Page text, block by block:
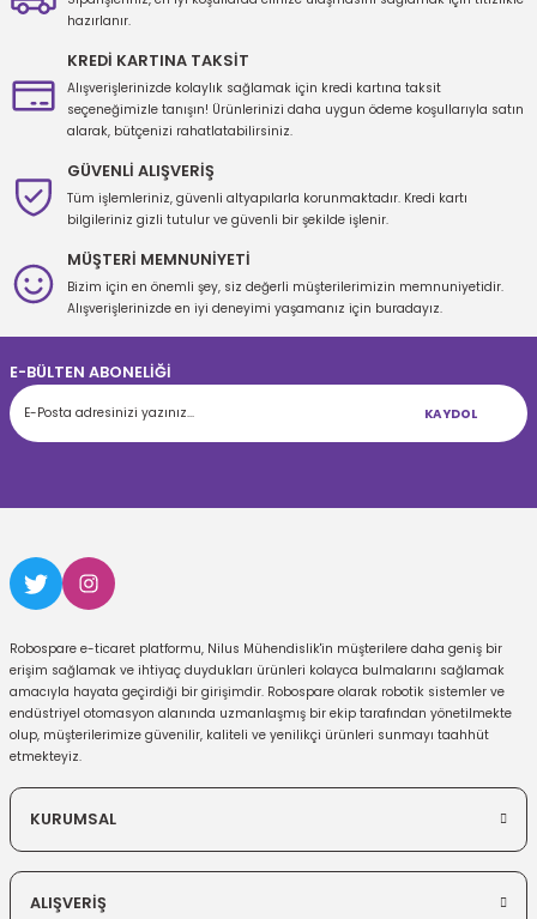
Ürün resmi kalitesiz, bozuk veya görüntülenemiyor.
Ürün bilgilerinde hatalar bulunuyor.
Ürün fiyatı diğer sitelerden daha pahalı.
Gönder
hazırlanır.
KREDİ KARTINA TAKSİT
Alışverişlerinizde kolaylık sağlamak için kredi kartına taksit
seçeneğimizle tanışın! Ürünlerinizi daha uygun ödeme koşullarıyla satın
alarak, bütçenizi rahatlatabilirsiniz.
GÜVENLİ ALIŞVERİŞ
Tüm işlemleriniz, güvenli altyapılarla korunmaktadır. Kredi kartı
bilgileriniz gizli tutulur ve güvenli bir şekilde işlenir.
MÜŞTERİ MEMNUNİYETİ
Bizim için en önemli şey, siz değerli müşterilerimizin memnuniyetidir.
Alışverişlerinizde en iyi deneyimi yaşamanız için buradayız.
E-BÜLTEN ABONELİĞİ
KAYDOL
Robospare e-ticaret platformu, Nilus Mühendislik'in müşterilere daha geniş bir
erişim sağlamak ve ihtiyaç duydukları ürünleri kolayca bulmalarını sağlamak
amacıyla hayata geçirdiği bir girişimdir. Robospare olarak robotik sistemler ve
endüstriyel otomasyon alanında uzmanlaşmış bir ekip tarafından yönetilmekte
olup, müşterilerimize güvenilir, kaliteli ve yenilikçi ürünleri sunmayı taahhüt
etmekteyiz.
KURUMSAL
ALIŞVERİŞ